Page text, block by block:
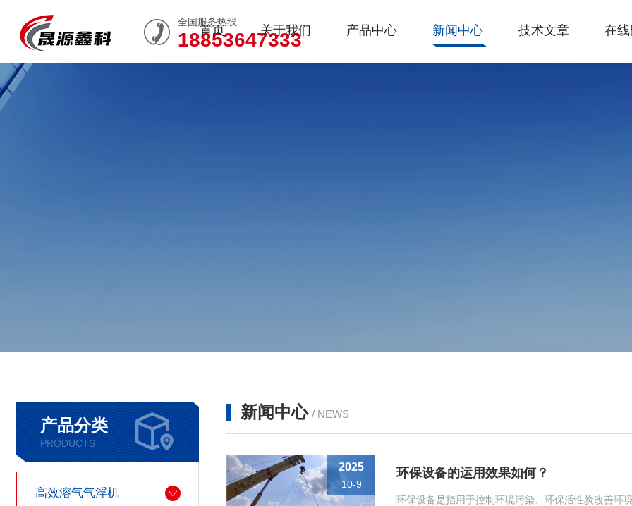
全国服务热线
18853647333
首页 关于我们 产品中心 新闻中心 技术文章 在
产品分类
PRODUCTS
高效溶气气浮机
新闻中心 / NEWS
2025
10-9
环保设备的运用效果如何？
环保设备是指用于控制环境污染、环保活性炭改善环